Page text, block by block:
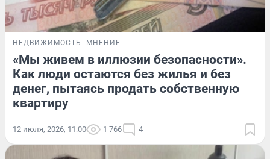
НЕДВИЖИМОСТЬ МНЕНИЕ
«Мы живем в иллюзии безопасности».
Как люди остаются без жилья и без
денег, пытаясь продать собственную
квартиру
12 июля, 2026, 11:00 1 766 4